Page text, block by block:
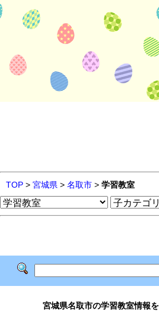
TOP > 宮城県 > 名取市 > 学習教室
宮城県名取市の学習教室情報